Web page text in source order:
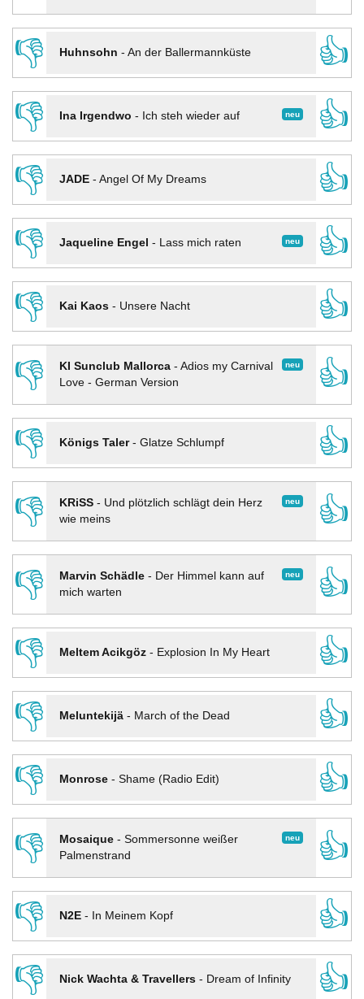
👎
Huhnsohn - An der Ballermannküste
👍
👎
neu
Ina Irgendwo - Ich steh wieder auf
👍
👎
JADE- Angel Of My Dreams
👍
👎
neu
Jaqueline Engel - Lass mich raten
👍
👎
Kai Kaos- Unsere Nacht
👍
👎
neu
KI Sunclub Mallorca- Adios my Carnival
Love - German Version
👍
👎
Königs Taler- Glatze Schlumpf
👍
👎
neu
KRiSS- Und plötzlich schlägt dein Herz
wie meins
👍
👎 neu
Marvin Schädle- Der Himmel kann auf
mich warten
👍
👎
Meltem Acikgöz- Explosion In My Heart
👍
👎
Meluntekijä- March of the Dead
👍
👎
Monrose- Shame (Radio Edit)
👍
👎
neu
Mosaique- Sommersonne weißer
Palmenstrand
👍
👎
N2E- In Meinem Kopf
👍
👎
Nick Wachta & Travellers- Dream of Infinity
👍